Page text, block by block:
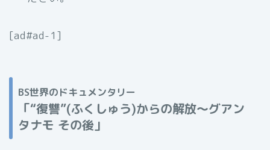
[ad#ad-1]
BS世界のドキュメンタリー
「“復讐”(ふくしゅう)からの解放〜グアン
タナモ その後」